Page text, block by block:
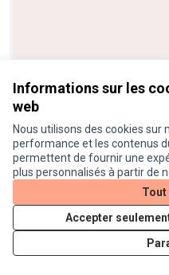
Informations sur les
web
Nous utilisons des cookies sur
performance et les contenus
permettent de fournir une
plus personnalisés à partir de
Tout
Accepter
Réduire la
Helene31201
4